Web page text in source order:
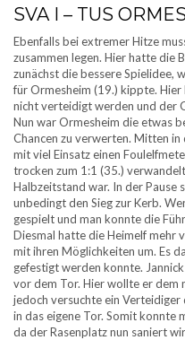
SVA I – TUS
Ebenfalls bei extremer Hitze
zusammen legen. Hier hatte die
zunächst die bessere Spielidee,
für Ormesheim (19.) kippte.
nicht verteidigt werden und der
Nun war Ormesheim die etwas
Chancen zu verwerten. Mitten
mit viel Einsatz einen
trocken zum 1:1 (35.)
Halbzeitstand war. In der Pause
unbedingt den Sieg zur Kerb.
gespielt und man konnte die
Diesmal hatte die Heimelf mehr
mit ihren Möglichkeiten um. Es
gefestigt werden konnte.
vor dem Tor. Hier wollte er dem
jedoch versuchte ein Verteidiger
in das eigene Tor. Somit konnte
da der Rasenplatz nun saniert